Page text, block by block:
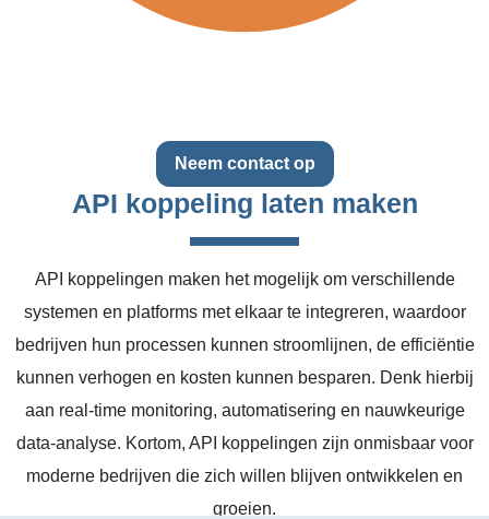
Neem contact op
API koppeling laten maken
API koppelingen maken het mogelijk om verschillende
systemen en platforms met elkaar te integreren, waardoor
bedrijven hun processen kunnen stroomlijnen, de efficiëntie
kunnen verhogen en kosten kunnen besparen. Denk hierbij
aan real-time monitoring, automatisering en nauwkeurige
data-analyse. Kortom, API koppelingen zijn onmisbaar voor
moderne bedrijven die zich willen blijven ontwikkelen en
groeien.